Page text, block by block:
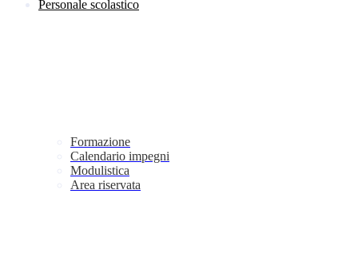
Personale scolastico
Formazione
Calendario impegni
Modulistica
Area riservata